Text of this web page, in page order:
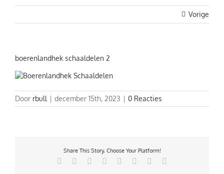
Vorige
boerenlandhek schaaldelen 2
Door rbull | december 15th, 2023 | 0 Reacties
Share This Story, Choose Your Platform!
Facebook Reddit LinkedIn
TumblrPinterest